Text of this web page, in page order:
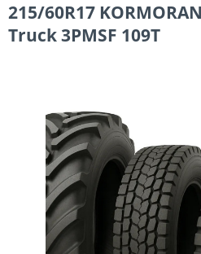
215/60R17
Truck 3PMSF 109T